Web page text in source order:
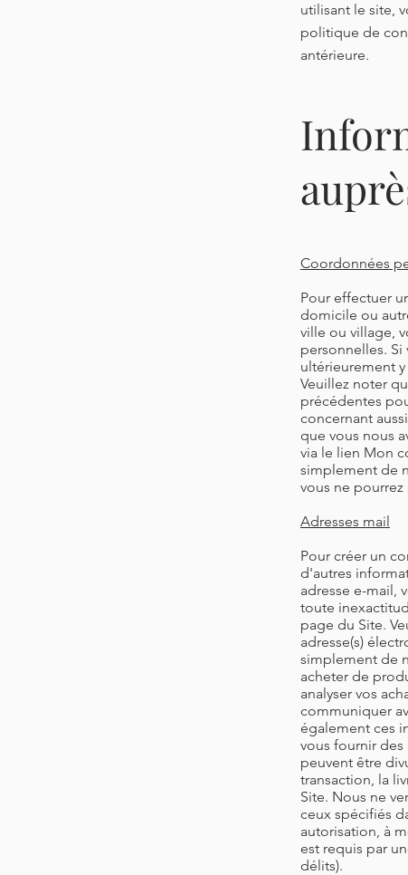
utilisant le site,
politique de
antérieure.
Coordonnées
Pour effectuer
domicile ou
ville ou village,
personnelles.
ultérieurement
Veuillez noter
précédentes
concernant
que vous nous
via le lien Mon
simplement de
vous ne
Adresses mail
Pour créer un
d'autres
adresse e-mail,
toute
page du Site.
adresse(s)
simplement de
acheter de
analyser vos
communiquer
également ces
vous fournir
peuvent être
transaction, la
Site. Nous ne
ceux spécifiés
autorisation, à
est requis par
délits).